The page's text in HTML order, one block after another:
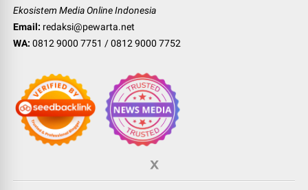
Ekosistem Media Online Indonesia
Email: redaksi@pewarta.net
WA: 0812 9000 7751 /0812 9000 7752